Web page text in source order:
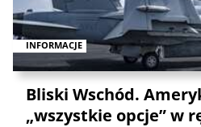
INFORMACJE
Bliski Wschód.
„wszystkie opcje” w